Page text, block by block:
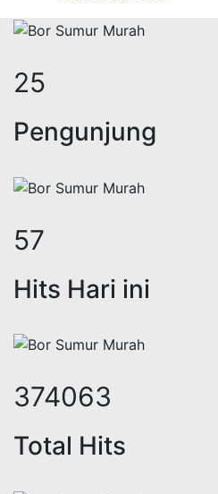
31
Pengunjung
70
Hits Hari ini
459400
Total Hits